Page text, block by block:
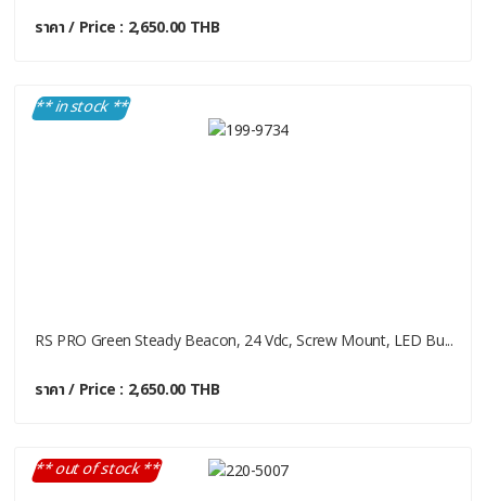
ราคา / Price : 2,650.00 THB
** in stock **
RS PRO Green Steady Beacon, 24 Vdc, Screw Mount, LED Bu...
ราคา / Price : 2,650.00 THB
** out of stock **